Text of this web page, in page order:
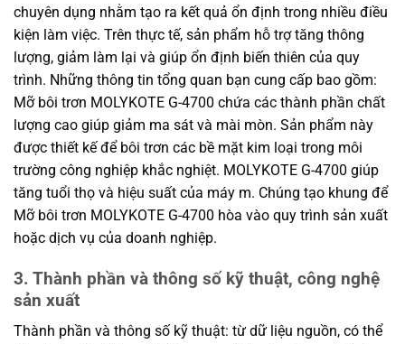
chuyên dụng nhằm tạo ra kết quả ổn định trong nhiều điều
kiện làm việc. Trên thực tế, sản phẩm hỗ trợ tăng thông
lượng, giảm làm lại và giúp ổn định biến thiên của quy
trình. Những thông tin tổng quan bạn cung cấp bao gồm:
Mỡ bôi trơn MOLYKOTE G-4700 chứa các thành phần chất
lượng cao giúp giảm ma sát và mài mòn. Sản phẩm này
được thiết kế để bôi trơn các bề mặt kim loại trong môi
trường công nghiệp khắc nghiệt. MOLYKOTE G-4700 giúp
tăng tuổi thọ và hiệu suất của máy m. Chúng tạo khung để
Mỡ bôi trơn MOLYKOTE G-4700 hòa vào quy trình sản xuất
hoặc dịch vụ của doanh nghiệp.
3. Thành phần và thông số kỹ thuật, công nghệ
sản xuất
Thành phần và thông số kỹ thuật: từ dữ liệu nguồn, có thể